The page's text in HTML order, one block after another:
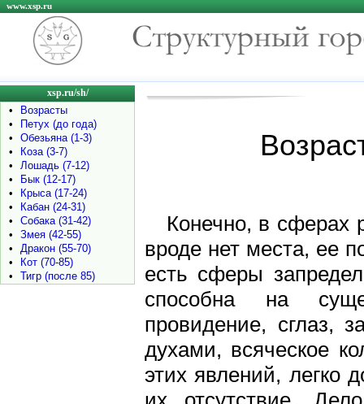
www.xsp.ru
xsp.ru/sh/
•
Возрасты
•
Петух (до года)
•
Обезьяна (1-3)
•
Коза (3-7)
•
Лошадь (7-12)
•
Бык (12-17)
•
Крыса (17-24)
•
Кабан (24-31)
•
Собака (31-42)
•
Змея (42-55)
•
Дракон (55-70)
•
Кот (70-85)
•
Тигр (после 85)
Конечно, в сферах
вроде нет места, ее
есть сферы
способна на
провидение, сглаз,
духами, всяческое
этих явлений, легко